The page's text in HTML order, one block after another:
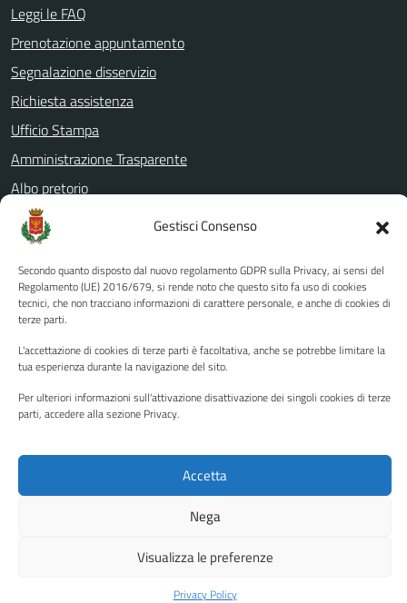
Gestisci Consenso
Secondo quanto disposto dal nuovo regolamento GDPR sulla Privacy, ai sensi del
Regolamento (UE) 2016/679, si rende noto che questo sito fa uso di cookies
tecnici, che non tracciano informazioni di carattere personale, e anche di cookies di
terze parti.
L'accettazione di cookies di terze parti è facoltativa, anche se potrebbe limitare la
tua esperienza durante la navigazione del sito.
Per ulteriori informazioni sull'attivazione disattivazione dei singoli cookies di terze
parti, accedere alla sezione Privacy.
Accetta
Nega
Visualizza le preferenze
Privacy Policy
Leggi le FAQ
Prenotazione appuntamento
Segnalazione disservizio
Richiesta assistenza
Ufficio Stampa
Amministrazione Trasparente
Albo pretorio
Informativa privacy
Note legali
Dichiarazione di accessibilità
Piano di miglioramento del sito
SEGUICI SU
FacebookYouTubeTwitter Instagram
Mappa del sito
Copyright © 2026 - Città di Palermo •